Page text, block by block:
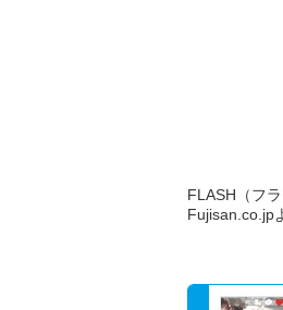
FLASH（フ
Fujisan.co.jp